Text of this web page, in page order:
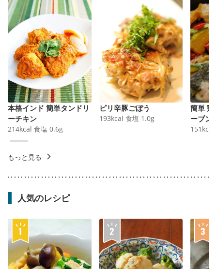
本格インド 簡単タンドリ
ーチキン
214kcal 食塩 0.6g
ピリ辛豚ごぼう
193kcal 食塩 1.0g
簡単 鶏
ーブン
151 kcal
もっと見る
人気のレシピ